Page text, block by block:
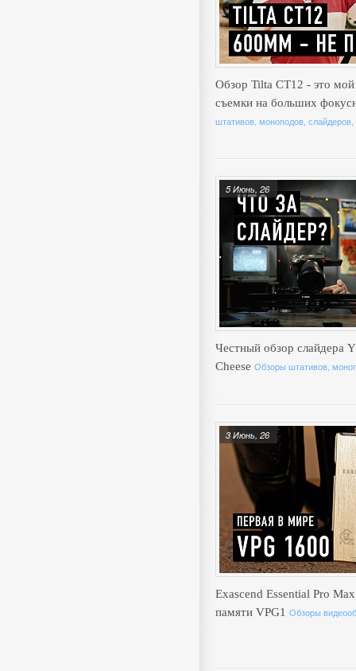
Обзор Tilta CT12 - это
съемки на больших
штативов, моноподов, слайдеров,
Честный обзор слайдера
Cheese Обзоры штативов,
5 Июнь, 26
Exascend Essential Pro
памяти VPG1 Обзоры
3 Июнь, 26